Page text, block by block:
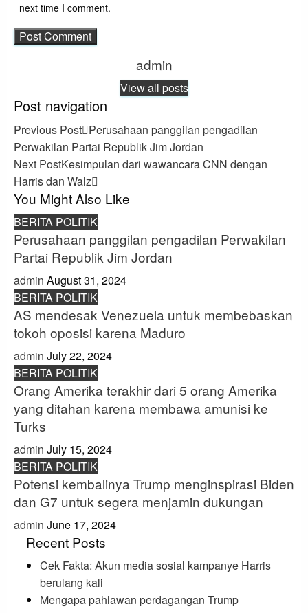
next time I comment.
admin
View all posts
Post navigation
Previous Post Perusahaan panggilan pengadilan
Perwakilan Partai Republik Jim Jordan
Next PostKesimpulan dari wawancara CNN dengan
Harris dan Walz
You Might Also Like
BERITA POLITIK
Perusahaan panggilan pengadilan Perwakilan
Partai Republik Jim Jordan
admin August 31, 2024
BERITA POLITIK
AS mendesak Venezuela untuk membebaskan
tokoh oposisi karena Maduro
admin July 22, 2024
BERITA POLITIK
Orang Amerika terakhir dari 5 orang Amerika
yang ditahan karena membawa amunisi ke
Turks
admin July 15, 2024
BERITA POLITIK
Potensi kembalinya Trump menginspirasi Biden
dan G7 untuk segera menjamin dukungan
admin June 17, 2024
Recent Posts
Cek Fakta: Akun media sosial kampanye Harris
berulang kali
Mengapa pahlawan perdagangan Trump